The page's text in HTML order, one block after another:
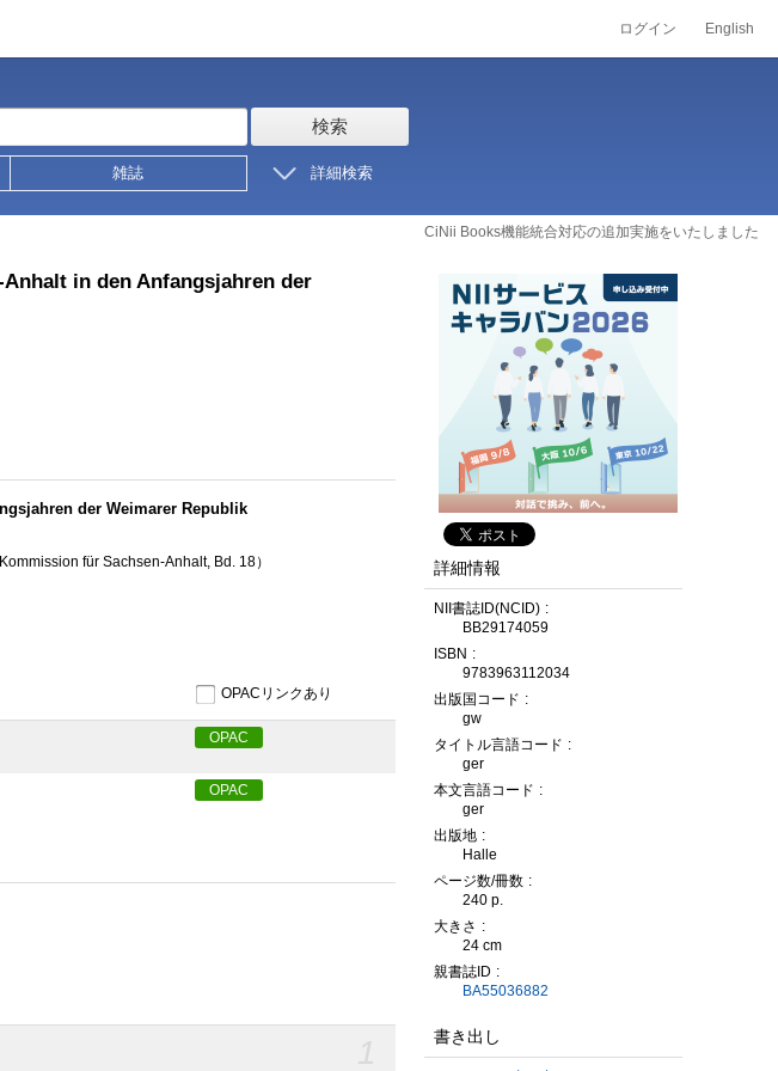
ログイン English
検索
雑誌 詳細検索
CiNii Books機能統合対応の追加実施をいたしました
in den Anfangsjahren der
der Weimarer Republik
für Sachsen-Anhalt, Bd. 18）
OPACリンクあり
OPAC
OPAC
詳細情報
NII書誌ID(NCID)
BB29174059
ISBN
9783963112034
出版国コード
gw
タイトル言語コード
ger
本文言語コード
ger
出版地
Halle
ページ数/冊数
240 p.
大きさ
24 cm
親書誌ID
BA55036882
書き出し